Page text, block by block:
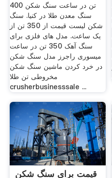
400 تن در ساعت سنگ شکن
سنگ معدن طلا در کنیا. سنگ
شکن لیست قیمت از 350 تن از
یک ساعت. مدل های فلزی برای
سنگ آهک 350 تن در ساعت
میسوری راجرز مدل سنگ شکن
در خرد کردن ماشین سنگ شکن
مخروطی تن طلا
crusherbusinesssale ...
قیمت برای سنگ شکن